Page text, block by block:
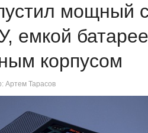
мощный
емкой
корпусом
Артем Тарасов